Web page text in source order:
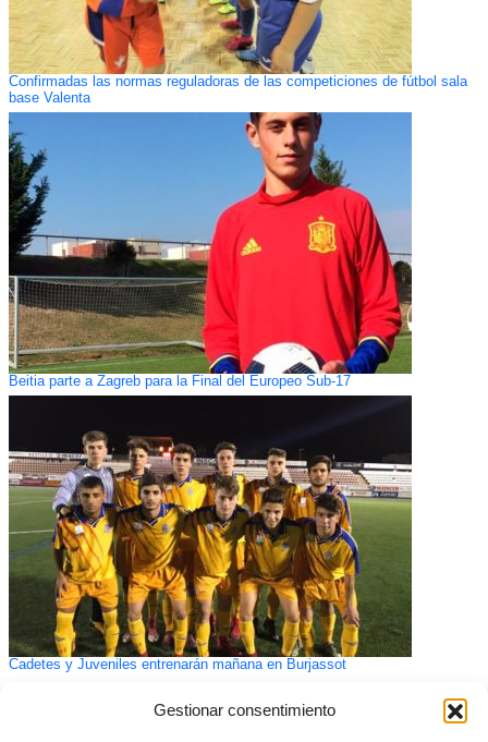
Gestionar consentimiento
Confirmadas las normas reguladoras de las competiciones de fútbol sala
base Valenta
Beitia parte a Zagreb para la Final del Europeo Sub-17
Cadetes y Juveniles entrenarán mañana en Burjassot